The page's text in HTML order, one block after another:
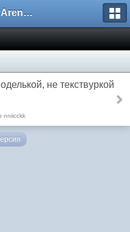
Форум MyArena.ru
не текствуркой
nniicckk